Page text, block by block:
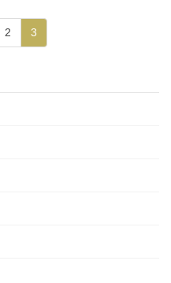
固
定
2
固
定
3